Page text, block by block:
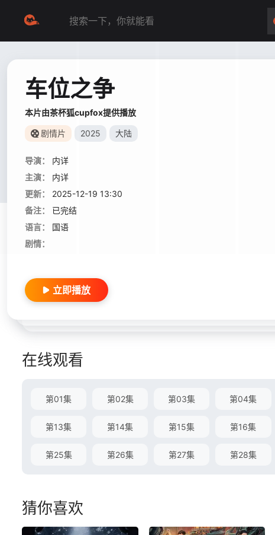
车位之争
本片由茶杯狐cupfox提供播放
剧情片 2025 大陆
导演：
内详
主演：
内详
更新：
2025-12-19 13:30
备注：
已完结
语言：
国语
剧情：
立即播放
在线观看
第01集 第02集 第03集 第04集
第13集 第14集 第15集 第16集
第25集 第26集 第27集 第28集
猜你喜欢